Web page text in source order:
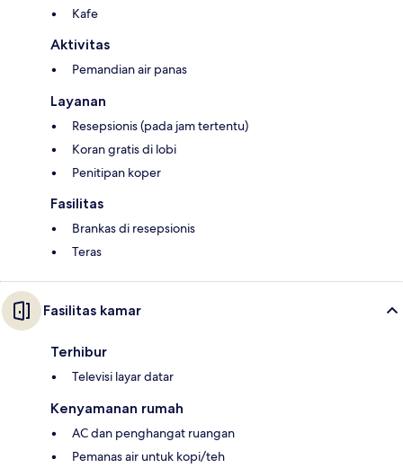
Kafe
Aktivitas
Pemandian air panas
Layanan
Resepsionis (pada jam tertentu)
Koran gratis di lobi
Penitipan koper
Fasilitas
Brankas di resepsionis
Teras
Fasilitas kamar
Terhibur
Televisi layar datar
Kenyamanan rumah
AC dan penghangat ruangan
Pemanas air untuk kopi/teh